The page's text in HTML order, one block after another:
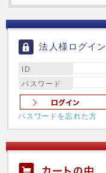
法人様ログイン
ID
パスワード
パスワードを忘れた方